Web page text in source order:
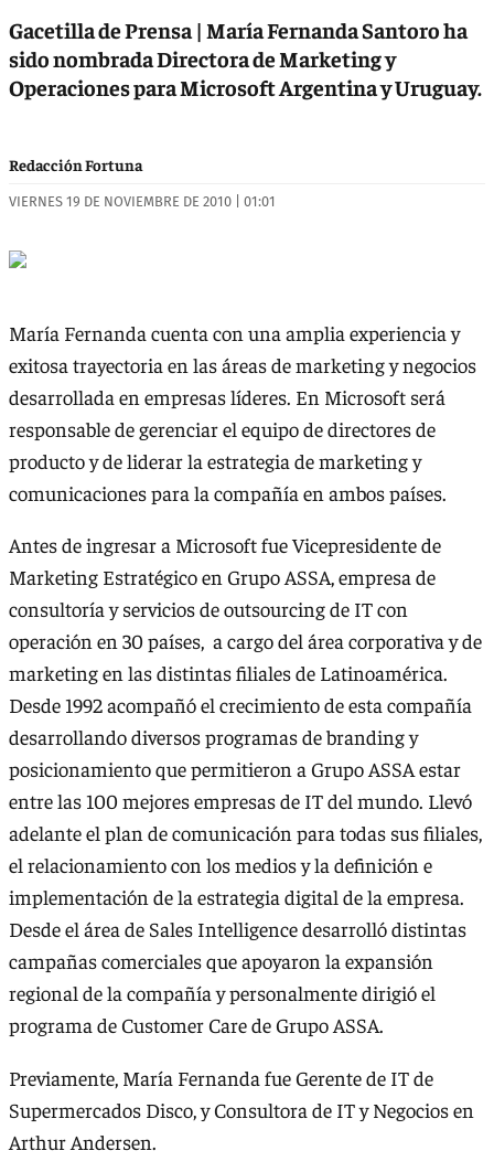
Gacetilla de Prensa | María Fernanda Santoro ha
sido nombrada Directora de Marketing y
Operaciones para Microsoft Argentina y Uruguay.
Redacción Fortuna
VIERNES 19 DE NOVIEMBRE DE 2010 | 01:01
María Fernanda cuenta con una amplia experiencia y
exitosa trayectoria en las áreas de marketing y negocios
desarrollada en empresas líderes. En Microsoft será
responsable de gerenciar el equipo de directores de
producto y de liderar la estrategia de marketing y
comunicaciones para la compañía en ambos países.
Antes de ingresar a Microsoft fue Vicepresidente de
Marketing Estratégico en Grupo ASSA, empresa de
consultoría y servicios de outsourcing de IT con
operación en 30 países, a cargo del área corporativa y de
marketing en las distintas filiales de Latinoamérica.
Desde 1992 acompañó el crecimiento de esta compañía
desarrollando diversos programas de branding y
posicionamiento que permitieron a Grupo ASSA estar
entre las 100 mejores empresas de IT del mundo. Llevó
adelante el plan de comunicación para todas sus filiales,
el relacionamiento con los medios y la definición e
implementación de la estrategia digital de la empresa.
Desde el área de Sales Intelligence desarrolló distintas
campañas comerciales que apoyaron la expansión
regional de la compañía y personalmente dirigió el
programa de Customer Care de Grupo ASSA.
Previamente, María Fernanda fue Gerente de IT de
Supermercados Disco, y Consultora de IT y Negocios en
Arthur Andersen.